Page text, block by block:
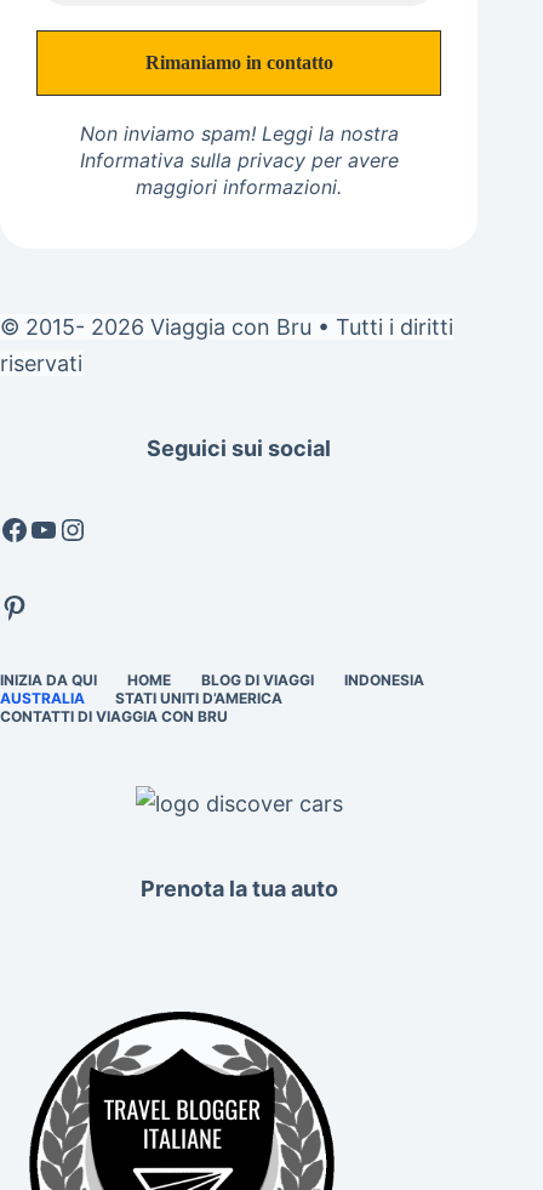
Non inviamo spam! Leggi la nostra
Informativa sulla privacyper avere
maggiori informazioni.
© 2015- 2026 Viaggia con Bru • Tutti i diritti
riservati
Seguici sui social
Facebook
YouTube
Instagram
Pinterest
INIZIA DA QUI HOME BLOG DI VIAGGI
INDONESIA
AUSTRALIA
STATI UNITI D’AMERICA
CONTATTI DI VIAGGIA CON BRU
Prenota la tua auto